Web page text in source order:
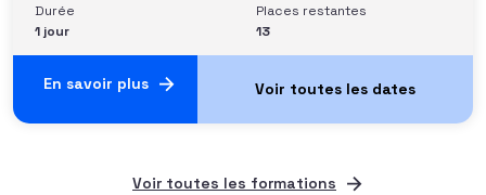
Durée
1 jour
Places restantes
13
En savoir plus
Voir toutes les formations